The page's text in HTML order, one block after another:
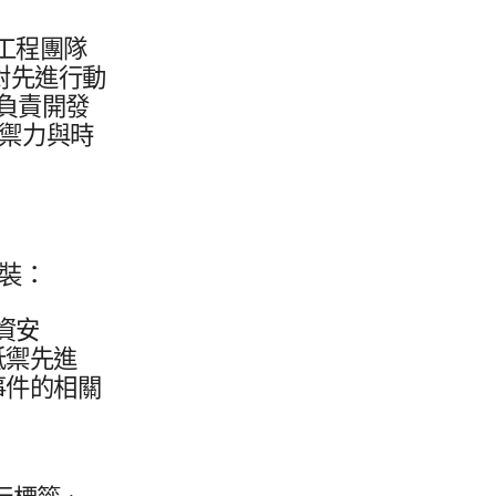
程團隊
先​進行​動​
責​開發​
力​與​時​
：
安​
先​進​
的​相關​